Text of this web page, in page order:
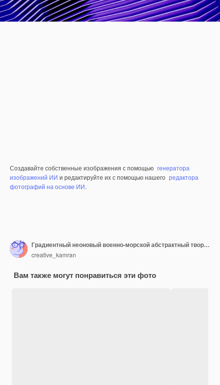
Создавайте собственные изображения с помощью генератора
изображений ИИ и редактируйте их с помощью нашего редактора
фотографий на основе ИИ.
Градиентный неоновый военно-морской абстрактный творческий дизайн фона
creative_kamran
Вам также могут понравиться эти фото